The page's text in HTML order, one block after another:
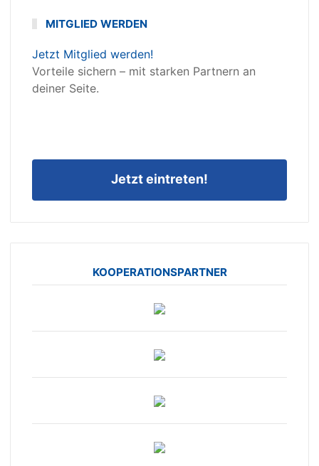
MITGLIED WERDEN
Jetzt Mitglied werden!
Vorteile sichern – mit starken Partnern an
deiner Seite.
Jetzt eintreten!
KOOPERATIONSPARTNER